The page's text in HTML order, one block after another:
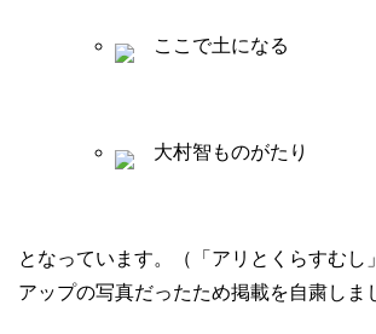
ここで土になる
大村智ものがたり
となっています。（「アリとくらすむし
アップの写真だったため掲載を自粛しま